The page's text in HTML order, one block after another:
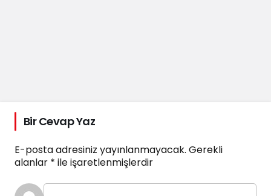
Bir Cevap Yaz
E-posta adresiniz yayınlanmayacak. Gerekli
alanlar * ile işaretlenmişlerdir